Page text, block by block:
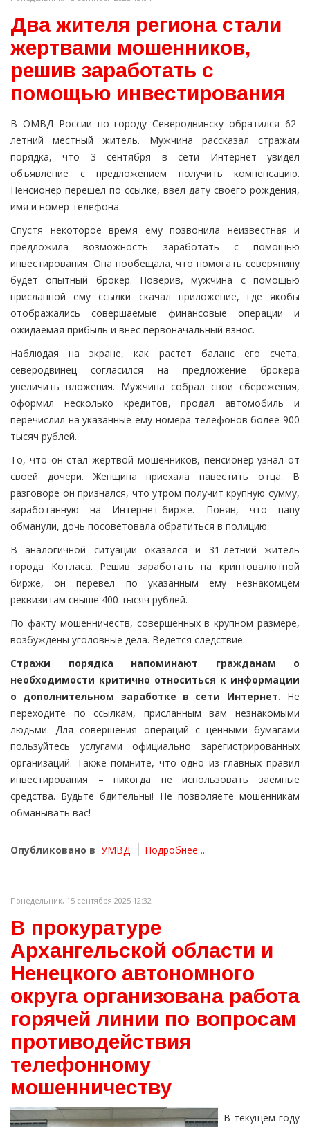
Два жителя региона стали
жертвами мошенников,
решив заработать с
помощью инвестирования
В ОМВД России по городу Северодвинску обратился 62-
летний местный житель. Мужчина рассказал стражам
порядка, что 3 сентября в сети Интернет увидел
объявление с предложением получить компенсацию.
Пенсионер перешел по ссылке, ввел дату своего рождения,
имя и номер телефона.
Спустя некоторое время ему позвонила неизвестная и
предложила возможность заработать с помощью
инвестирования. Она пообещала, что помогать северянину
будет опытный брокер. Поверив, мужчина с помощью
присланной ему ссылки скачал приложение, где якобы
отображались совершаемые финансовые операции и
ожидаемая прибыль и внес первоначальный взнос.
Наблюдая на экране, как растет баланс его счета,
северодвинец согласился на предложение брокера
увеличить вложения. Мужчина собрал свои сбережения,
оформил несколько кредитов, продал автомобиль и
перечислил на указанные ему номера телефонов более 900
тысяч рублей.
То, что он стал жертвой мошенников, пенсионер узнал от
своей дочери. Женщина приехала навестить отца. В
разговоре он признался, что утром получит крупную сумму,
заработанную на Интернет-бирже. Поняв, что папу
обманули, дочь посоветовала обратиться в полицию.
В аналогичной ситуации оказался и 31-летний житель
города Котласа. Решив заработать на криптовалютной
бирже, он перевел по указанным ему незнакомцем
реквизитам свыше 400 тысяч рублей.
По факту мошенничеств, совершенных в крупном размере,
возбуждены уголовные дела. Ведется следствие.
Стражи порядка напоминают гражданам о
необходимости критично относиться к информации
о дополнительном заработке в сети Интернет. Не
переходите по ссылкам, присланным вам незнакомыми
людьми. Для совершения операций с ценными бумагами
пользуйтесь услугами официально зарегистрированных
организаций. Также помните, что одно из главных правил
инвестирования – никогда не использовать заемные
средства. Будьте бдительны! Не позволяете мошенникам
обманывать вас!
Опубликовано в УМВД Подробнее ...
Понедельник, 15 сентября 2025 12:32
В прокуратуре
Архангельской области и
Ненецкого автономного
округа организована работа
горячей линии по вопросам
противодействия
телефонному
мошенничеству
В текущем году